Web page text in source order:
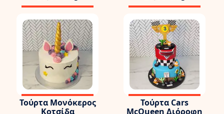
Τούρτα Μονόκερος
Κοτσίδα
Τούρτα Cars
McQueen Διόροφη